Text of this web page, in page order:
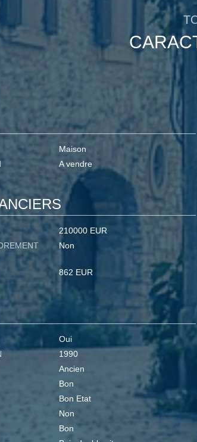
Maison
A vendre
210000 EUR
Non
862 EUR
Oui
1990
Ancien
Bon
Bon Etat
Non
Bon